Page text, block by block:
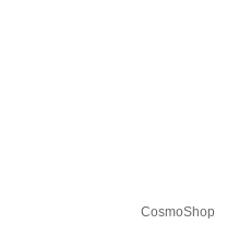
CosmoShop